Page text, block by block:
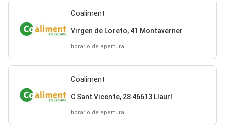
Coaliment
Virgen de Loreto, 41 Montaverner
horario de apertura
Coaliment
C Sant Vicente, 28 46613 Llaurí
horario de apertura